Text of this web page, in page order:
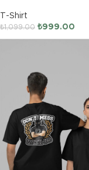
T-Shirt
₺1,099.00 ₺999.00